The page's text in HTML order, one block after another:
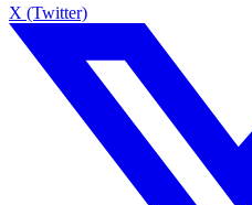
X (Twitter)